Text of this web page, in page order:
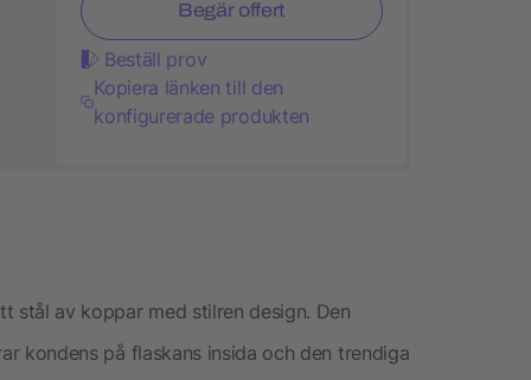
Begär offert
Beställ prov
Kopiera länken till den
konfigurerade produkten
stål av koppar med stilren design. Den
kondens på flaskans insida och den trendiga